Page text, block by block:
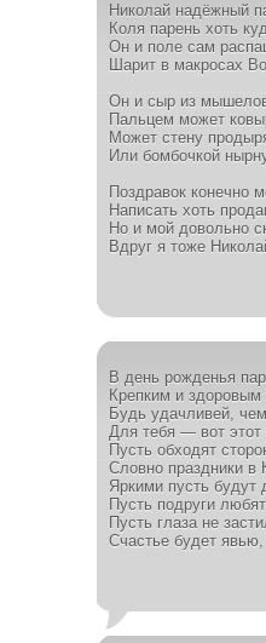
Николай надёжный
Коля парень хоть
Он и поле сам
Шарит в макросах
Он и сыр из
Пальцем может
Может стену
Или бомбочкой
Поздравок конечно
Написать хоть
Но и мой довольно
Вдруг я тоже
В день рожденья
Крепким и
Будь удачливей,
Для тебя — вот этот
Пусть обходят
Словно праздники в
Яркими пусть будут
Пусть подруги
Пусть глаза не
Счастье будет